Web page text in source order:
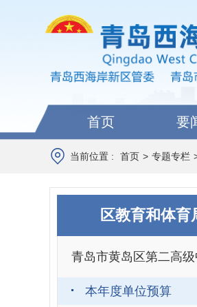
首页 要
当前位置 : 首页 > 专题专栏
区教育和体育
青岛市黄岛区第二高
本年度单位预算